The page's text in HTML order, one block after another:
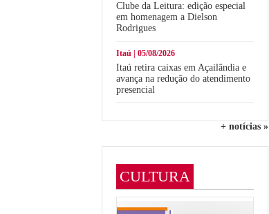
Clube da Leitura: edição especial
em homenagem a Dielson
Rodrigues
Itaú | 05/08/2026
Itaú retira caixas em Açailândia e
avança na redução do atendimento
presencial
+ notícias »
CULTURA